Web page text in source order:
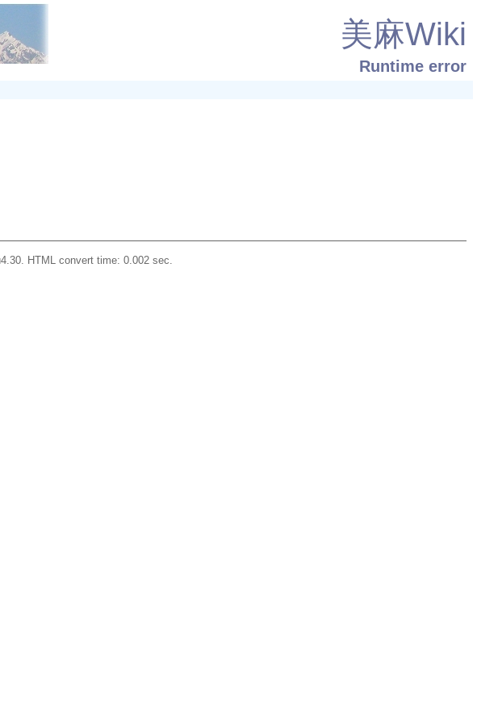
美麻Wiki
Runtime error
HTML convert time: 0.002 sec.